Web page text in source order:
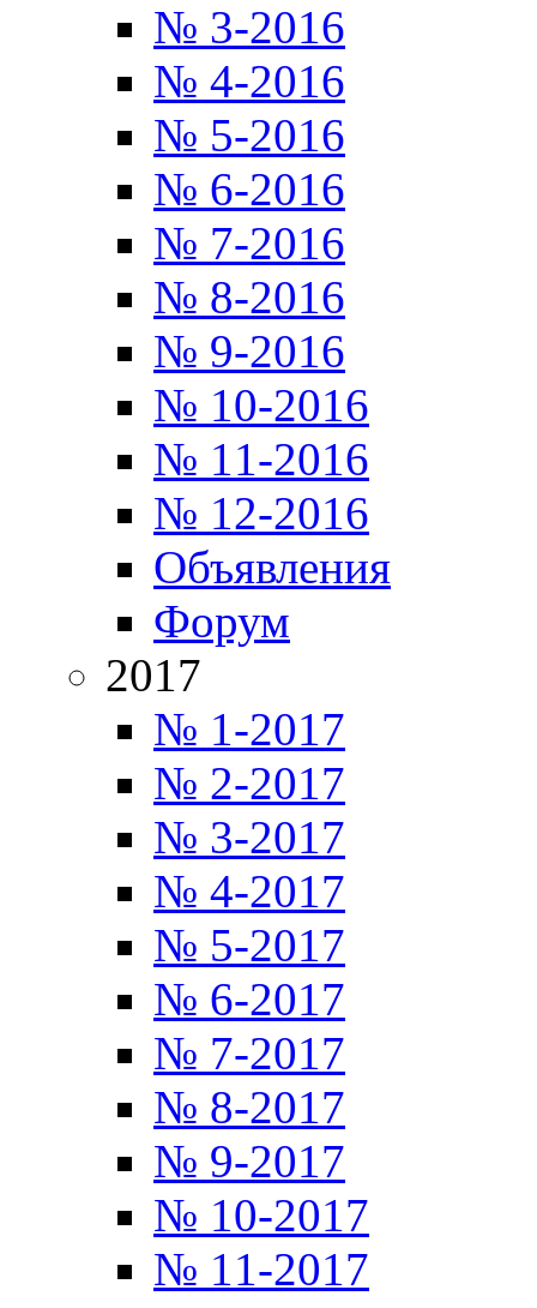
№ 3-2016
№ 4-2016
№ 5-2016
№ 6-2016
№ 7-2016
№ 8-2016
№ 9-2016
№ 10-2016
№ 11-2016
№ 12-2016
Объявления
Форум
2017
№ 1-2017
№ 2-2017
№ 3-2017
№ 4-2017
№ 5-2017
№ 6-2017
№ 7-2017
№ 8-2017
№ 9-2017
№ 10-2017
№ 11-2017